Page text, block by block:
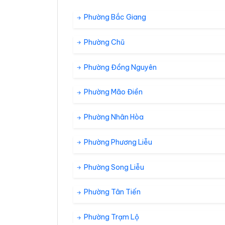
20:00 31°/ 40°
39°
23:00 30°/39°
Phường Bắc Giang
Phường Chũ
Phường Đồng Nguyên
Phường Mão Điền
Phường Nhân Hòa
Phường Phương Liễu
Phường Song Liễu
Phường Tân Tiến
Phường Trạm Lộ